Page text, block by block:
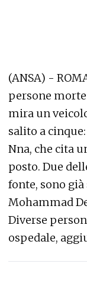
(ANSA) -
persone
mira un
salito a
Nna, che cita
posto. Due
fonte, sono
Mohammad
Diverse
ospedale,